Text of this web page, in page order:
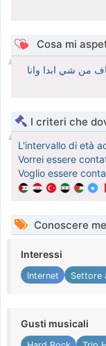
Cosa mi
من شي ابدا وانا
I criteri che
L'intervallo di età
Vorrei essere
Voglio essere
Conoscere me
Interessi
Internet Settore
Gusti musicali